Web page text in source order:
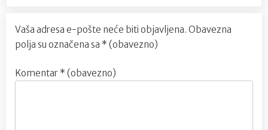
Vaša adresa e-pošte neće biti objavljena. Obavezna
polja su označena sa * (obavezno)
Komentar * (obavezno)